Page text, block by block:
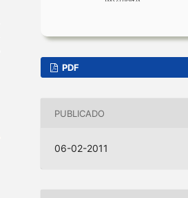
PDF
PUBLICADO
06-02-2011